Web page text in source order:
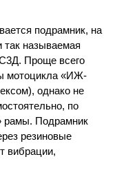
подрамник, на
так называемая
Проще всего
мотоцикла «ИЖ-
однако не
по
рамы. Подрамник
резиновые
вибрации,